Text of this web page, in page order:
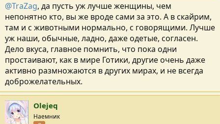
@TraZag, да пусть уж лучше женщины, чем
непонятно кто, вы же вроде сами за это. А в скайрим,
там и с животными нормально, с говорящими. Лучше
уж наши, обычные, ладно, даже одетые, согласен.
Дело вкуса, главное помнить, что пока одни
простаивают, как в мире Готики, другие очень даже
активно размножаются в других мирах, и не всегда
доброжелательных.
Olejeq
Наемник